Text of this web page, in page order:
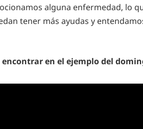
alguna enfermedad, lo
tener más ayudas y
en el ejemplo del